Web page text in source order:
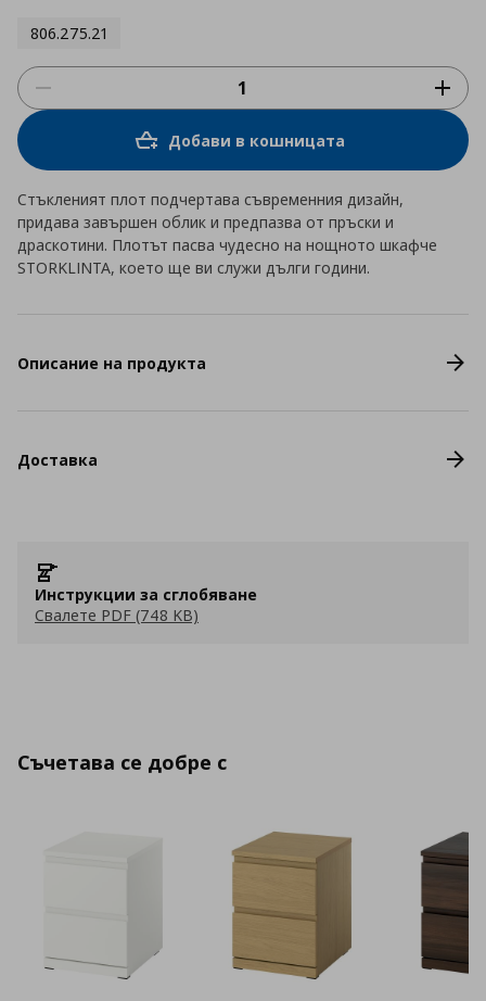
806.275.21
Добави в кошницата
Стъкленият плот подчертава съвременния дизайн,
придава завършен облик и предпазва от пръски и
драскотини. Плотът пасва чудесно на нощното шкафче
STORKLINTA, което ще ви служи дълги години.
Описание на продукта
Доставка
Инструкции за сглобяване
Свалете PDF (748 KB)
Съчетава се добре с